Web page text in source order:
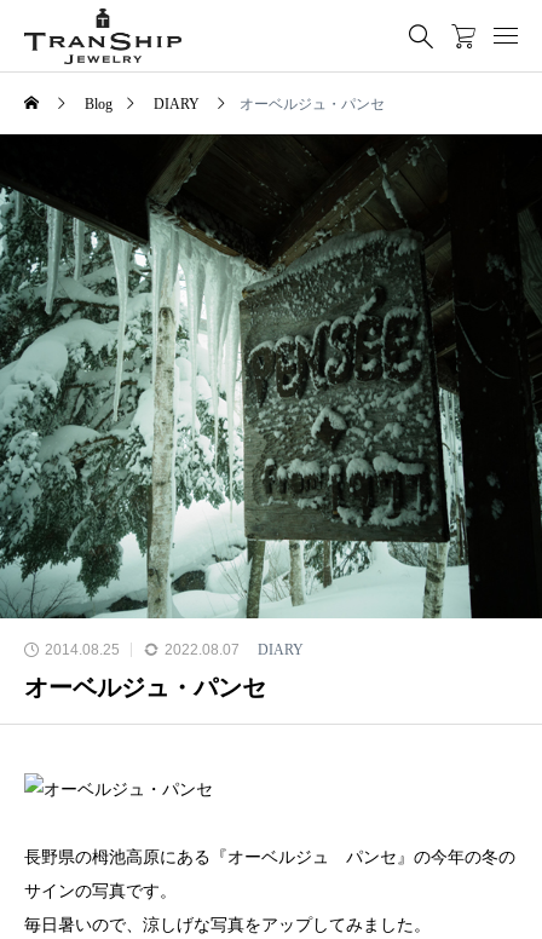
Blog DIARY オーベルジュ・パンセ
2014.08.25 2022.08.07 DIARY
オーベルジュ・パンセ
長野県の栂池高原にある『オーベルジュ パンセ』の今年の冬の
サインの写真です。
毎日暑いので、涼しげな写真をアップしてみました。